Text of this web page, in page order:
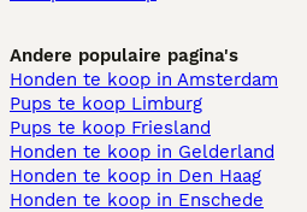
Andere populaire pagina's
Honden te koop in Amsterdam
Pups te koop Limburg​
Pups te koop Friesland​
Honden te koop in Gelderland
Honden te koop in Den Haag
Honden te koop in Enschede